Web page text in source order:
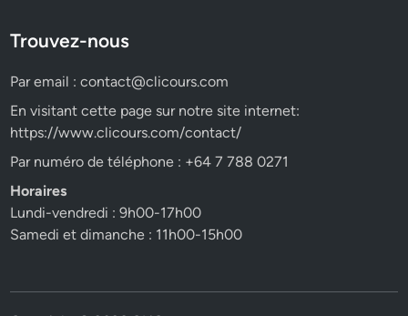
Trouvez-nous
Par email :contact@clicours.com
En visitant cette page sur notre site internet:
https://www.clicours.com/contact/
Par numéro de téléphone : +64 7 788 0271
Horaires
Lundi-vendredi : 9h00-17h00
Samedi et dimanche : 11h00-15h00